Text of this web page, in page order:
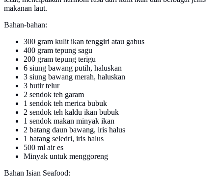
makanan laut.
Bahan-bahan:
300 gram kulit ikan tenggiri atau gabus
400 gram tepung sagu
200 gram tepung terigu
6 siung bawang putih, haluskan
3 siung bawang merah, haluskan
3 butir telur
2 sendok teh garam
1 sendok teh merica bubuk
2 sendok teh kaldu ikan bubuk
1 sendok makan minyak ikan
2 batang daun bawang, iris halus
1 batang seledri, iris halus
500 ml air es
Minyak untuk menggoreng
Bahan Isian Seafood: